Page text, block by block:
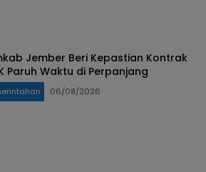
Jember Beri Kepastian Kontrak
Paruh Waktu di Perpanjang
06/08/2026